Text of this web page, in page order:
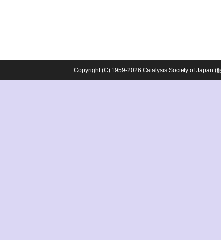
Copyright (C) 1959-2026 Catalysis Society of Japan (